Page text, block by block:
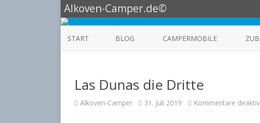
Alkoven-Camper.de©
START BLOG CAMPERMOBILE
KNAUS ALKOVEN
KNAUS BOXLIFE 600DQ
Las Dunas die Dritte
Alkoven-Camper 31. Juli 2019 Kommentare